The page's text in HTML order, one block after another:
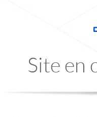
Site en